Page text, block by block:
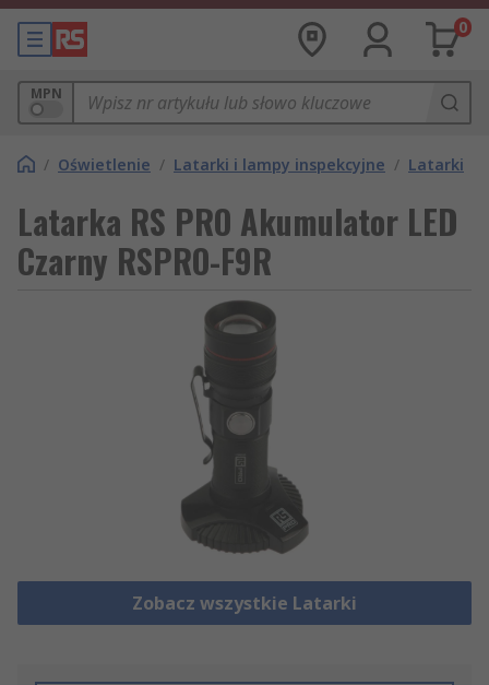
0
MPN
/ Oświetlenie / Latarki i lampy inspekcyjne / Latarki
Latarka RS PRO Akumulator LED
Czarny RSPRO-F9R
Zobacz wszystkie Latarki